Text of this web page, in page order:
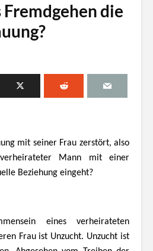
die
mit seiner Frau zerstört, also
Mann mit einer
Beziehung eingeht?
eines verheirateten
Frau ist Unzucht. Unzucht ist